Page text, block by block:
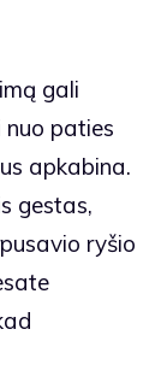
gali
paties
apkabina.
gestas,
ryšio